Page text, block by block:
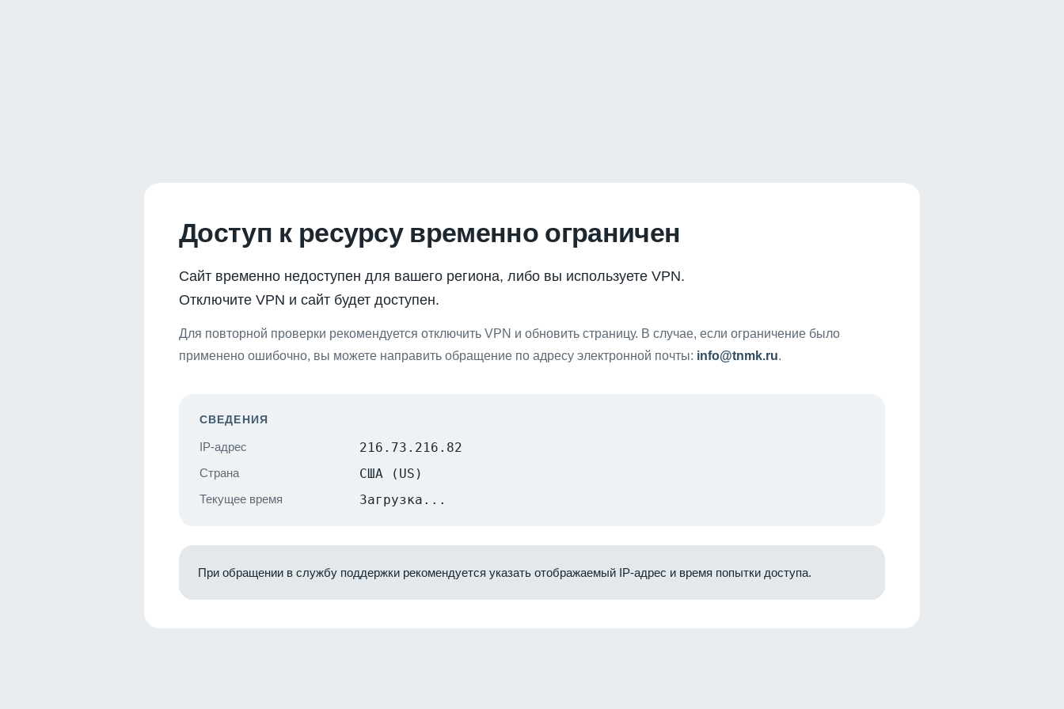
Доступ к ресурсу временно ограничен
Сайт временно недоступен для вашего региона, либо вы используете VPN.
Отключите VPN и сайт будет доступен.
Для повторной проверки рекомендуется отключить VPN и обновить страницу. В случае, если ограничение было
применено ошибочно, вы можете направить обращение по адресу электронной почты: info@tnmk.ru.
СВЕДЕНИЯ
IP-адрес 216.73.216.82
Страна США (US)
Текущее время Загрузка...
При обращении в службу поддержки рекомендуется указать отображаемый IP-адрес и время попытки доступа.